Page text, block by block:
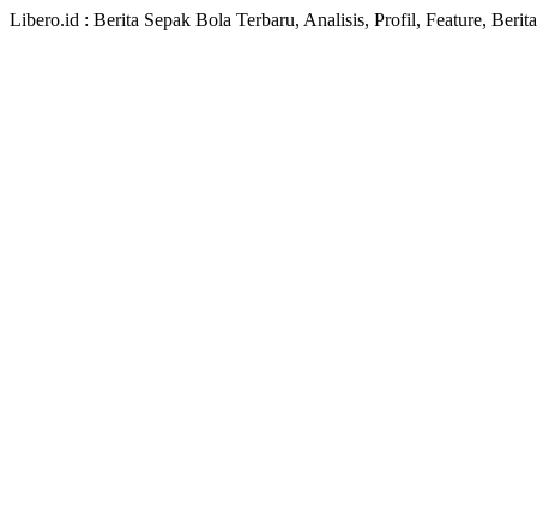
Libero.id : Berita Sepak Bola Terbaru, Analisis, Profil, Feature,